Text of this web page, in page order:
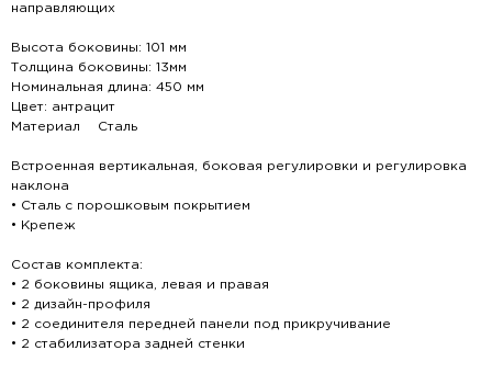
направляющих
Высота боковины: 101 мм
Толщина боковины: 13мм
Номинальная длина: 450 мм
Цвет: антрацит
Материал Сталь
Встроенная вертикальная, боковая регулировки и регулировка
наклона
• Сталь с порошковым покрытием
• Крепеж
Состав комплекта:
• 2 боковины ящика, левая и правая
• 2 дизайн-профиля
• 2 соединителя передней панели под прикручивание
• 2 стабилизатора задней стенки